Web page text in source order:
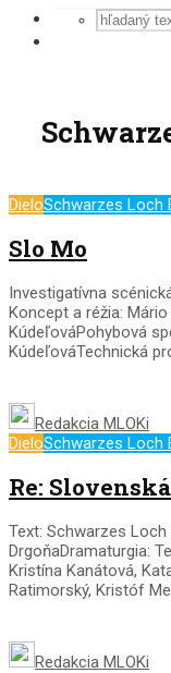
DieloSchwarzes Loch
Slo Mo
Investigatívna
Koncept a réžia:
KúdeľováPohybová
KúdeľováTechnická
Redakcia MLOKi
DieloSchwarzes Loch
Re:
Text: Schwarzes
DrgoňaDramaturgia:
Kristína Kanátová,
Ratimorský, Kristóf
Redakcia MLOKi